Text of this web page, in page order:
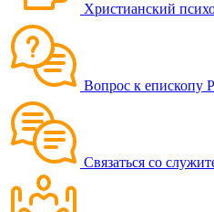
Христианский
Вопрос к епископу
Связаться со